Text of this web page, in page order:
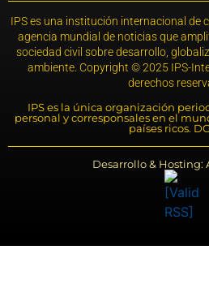
IPS es una institución internacional de
agencia mundial de noticias que
sociedad civil sobre desarrollo,
ambiente. Copyright © 2025 IPS-
derechos
IPS es la única organización
personal y corresponsales en el
países ricos.
Desarrollo & Hosting: